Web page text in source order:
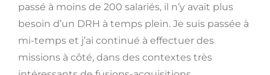
passé à moins de 200 salariés, il n’y avait plus
besoin d’un DRH à temps plein. Je suis passée à
mi-temps et j’ai continué à effectuer des
missions à côté, dans des contextes très